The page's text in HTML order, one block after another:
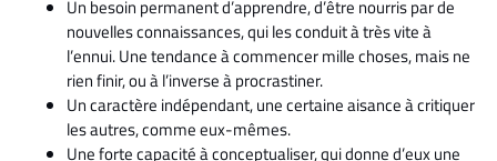
Un besoin permanent d’apprendre, d’être nourris par de
nouvelles connaissances, qui les conduit à très vite à
l’ennui. Une tendance à commencer mille choses, mais ne
rien finir, ou à l’inverse à procrastiner.
Un caractère indépendant, une certaine aisance à critiquer
les autres, comme eux-mêmes.
Une forte capacité à conceptualiser, qui donne d’eux une